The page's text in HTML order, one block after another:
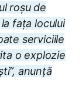
roșu de
fața locului
serviciile
o explozie
anunță